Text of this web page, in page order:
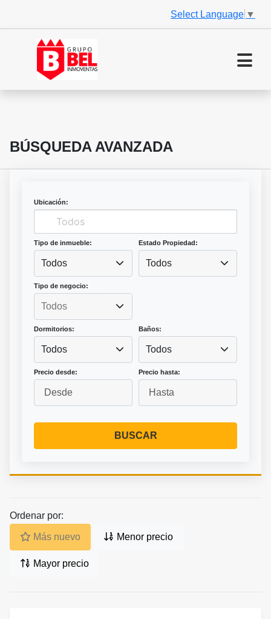
Select Language ▼
BÚSQUEDA AVANZADA
Ubicación:
Tipo de inmueble:
Todos
Estado Propiedad:
Todos
Tipo de negocio:
Dormitorios:
Todos
Baños:
Todos
Precio desde: Precio hasta:
BUSCAR
Ordenar por:
Más nuevo Menor precio
Mayor precio